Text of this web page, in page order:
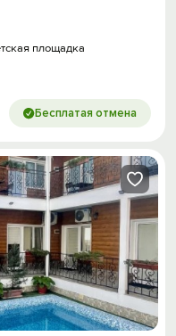
площадка
Бесплатая отмена